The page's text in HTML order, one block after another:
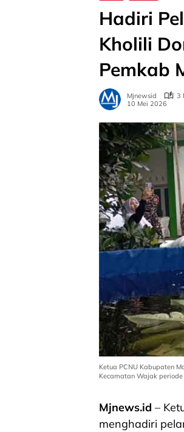
Hadiri
Kholili
Pemkab
Mjnewsid
3
10 Mei 2026
Ketua PCNU Kabupaten
Kecamatan Wajak
Mjnews.id –
menghadiri